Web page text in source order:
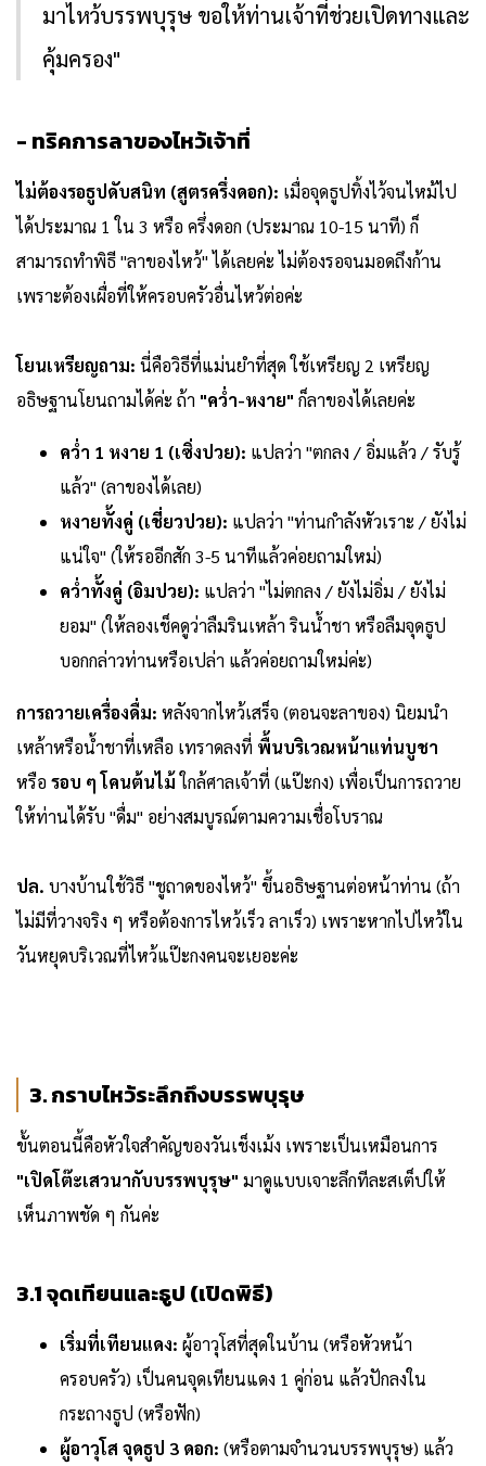
มาไหว้บรรพบุรุษ ขอให้ท่านเจ้าที่ช่วยเปิดทางและ
คุ้มครอง"
- ทริคการลาของไหว้เจ้าที่
ไม่ต้องรอธูปดับสนิท (สูตรครึ่งดอก): เมื่อจุดธูปทิ้งไว้จนไหม้ไป
ได้ประมาณ 1 ใน 3 หรือ ครึ่งดอก (ประมาณ 10-15 นาที) ก็
สามารถทำพิธี "ลาของไหว้" ได้เลยค่ะ ไม่ต้องรอจนมอดถึงก้าน
เพราะต้องเผื่อที่ให้ครอบครัวอื่นไหว้ต่อค่ะ
โยนเหรียญถาม: นี่คือวิธีที่แม่นยำที่สุด ใช้เหรียญ 2 เหรียญ
อธิษฐานโยนถามได้ค่ะ ถ้า "คว่ำ-หงาย" ก็ลาของได้เลยค่ะ
คว่ำ 1 หงาย 1 (เซิ่งปวย): แปลว่า "ตกลง / อิ่มแล้ว / รับรู้
แล้ว" (ลาของได้เลย)
หงายทั้งคู่ (เชี่ยวปวย): แปลว่า "ท่านกำลังหัวเราะ / ยังไม่
แน่ใจ" (ให้รออีกสัก 3-5 นาทีแล้วค่อยถามใหม่)
คว่ำทั้งคู่ (อิมปวย): แปลว่า "ไม่ตกลง / ยังไม่อิ่ม / ยังไม่
ยอม" (ให้ลองเช็คดูว่าลืมรินเหล้า รินน้ำชา หรือลืมจุดธูป
บอกกล่าวท่านหรือเปล่า แล้วค่อยถามใหม่ค่ะ)
การถวายเครื่องดื่ม: หลังจากไหว้เสร็จ (ตอนจะลาของ) นิยมนำ
เหล้าหรือน้ำชาที่เหลือ เทราดลงที่ พื้นบริเวณหน้าแท่นบูชา
หรือ รอบ ๆ โคนต้นไม้ใกล้ศาลเจ้าที่ (แป๊ะกง) เพื่อเป็นการถวาย
ให้ท่านได้รับ "ดื่ม" อย่างสมบูรณ์ตามความเชื่อโบราณ
ปล. บางบ้านใช้วิธี "ชูถาดของไหว้" ขึ้นอธิษฐานต่อหน้าท่าน (ถ้า
ไม่มีที่วางจริง ๆ หรือต้องการไหว้เร็ว ลาเร็ว) เพราะหากไปไหว้ใน
วันหยุดบริเวณที่ไหว้แป๊ะกงคนจะเยอะค่ะ
3. กราบไหว้ระลึกถึงบรรพบุรุษ
ขั้นตอนนี้คือหัวใจสำคัญของวันเช็งเม้ง เพราะเป็นเหมือนการ
"เปิดโต๊ะเสวนากับบรรพบุรุษ" มาดูแบบเจาะลึกทีละสเต็ปให้
เห็นภาพชัด ๆ กันค่ะ
3.1 จุดเทียนและธูป (เปิดพิธี)
เริ่มที่เทียนแดง: ผู้อาวุโสที่สุดในบ้าน (หรือหัวหน้า
ครอบครัว) เป็นคนจุดเทียนแดง 1 คู่ก่อน แล้วปักลงใน
กระถางธูป (หรือฟัก)
ผู้อาวุโส จุดธูป 3 ดอก: (หรือตามจำนวนบรรพบุรุษ) แล้ว